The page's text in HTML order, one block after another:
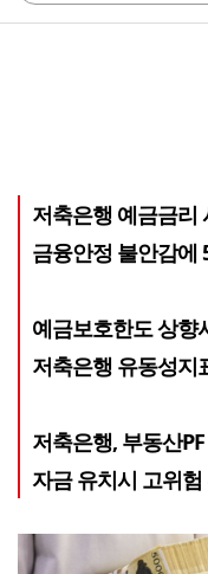
저축은행 예금금리
금융안정 불안감에
예금보호한도 상향
저축은행 유동성지
저축은행, 부동산
자금 유치시 고위